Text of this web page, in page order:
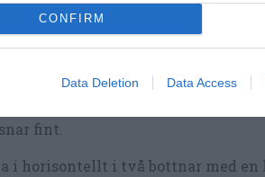
CONFIRM
Data Deletion Data Access
med en potatissticka så att
fint.
i horisontellt i två bottnar med